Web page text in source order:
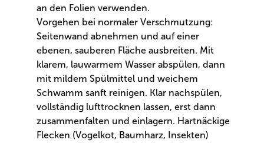
an den Folien verwenden.
Vorgehen bei normaler Verschmutzung:
Seitenwand abnehmen und auf einer
ebenen, sauberen Fläche ausbreiten. Mit
klarem, lauwarmem Wasser abspülen, dann
mit mildem Spülmittel und weichem
Schwamm sanft reinigen. Klar nachspülen,
vollständig lufttrocknen lassen, erst dann
zusammenfalten und einlagern. Hartnäckige
Flecken (Vogelkot, Baumharz, Insekten)